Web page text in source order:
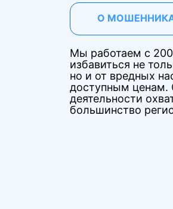
О
Мы работаем с
избавиться не
но и от вредных
доступным ценам.
деятельности
большинство